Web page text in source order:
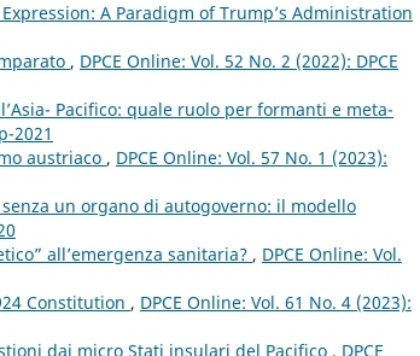
A Paradigm of Trump’s Administration
, DPCE Online: Vol. 52 No. 2 (2022): DPCE
Pacifico: quale ruolo per formanti e meta-
2021
austriaco , DPCE Online: Vol. 57 No. 1 (2023):
un organo di autogoverno: il modello
all’emergenza sanitaria? , DPCE Online: Vol.
Constitution , DPCE Online: Vol. 61 No. 4 (2023):
dai micro Stati insulari del Pacifico , DPCE